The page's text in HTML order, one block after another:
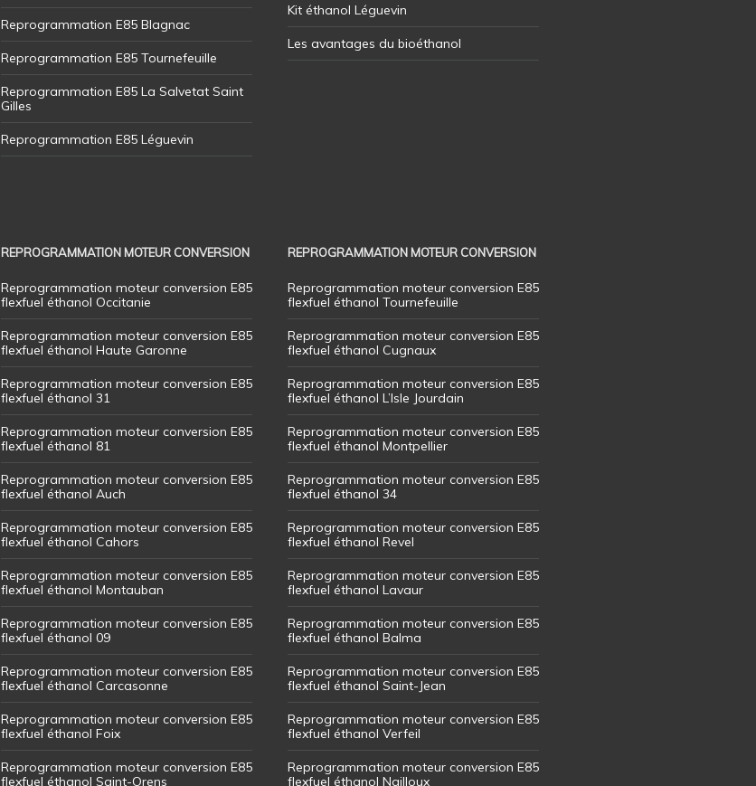
Reprogrammation E85 Blagnac
Reprogrammation E85 Tournefeuille
Reprogrammation E85 La Salvetat Saint
Gilles
Reprogrammation E85 Léguevin
Kit éthanol Léguevin
Les avantages du bioéthanol
REPROGRAMMATION MOTEUR CONVERSION
Reprogrammation moteur conversion E85
flexfuel éthanol Occitanie
Reprogrammation moteur conversion E85
flexfuel éthanol Haute Garonne
Reprogrammation moteur conversion E85
flexfuel éthanol 31
Reprogrammation moteur conversion E85
flexfuel éthanol 81
Reprogrammation moteur conversion E85
flexfuel éthanol Auch
Reprogrammation moteur conversion E85
flexfuel éthanol Cahors
Reprogrammation moteur conversion E85
flexfuel éthanol Montauban
Reprogrammation moteur conversion E85
flexfuel éthanol 09
Reprogrammation moteur conversion E85
flexfuel éthanol Carcasonne
Reprogrammation moteur conversion E85
flexfuel éthanol Foix
Reprogrammation moteur conversion E85
flexfuel éthanol Saint-Orens
REPROGRAMMATION MOTEUR CONVERSION
Reprogrammation moteur conversion E85
flexfuel éthanol Tournefeuille
Reprogrammation moteur conversion E85
flexfuel éthanol Cugnaux
Reprogrammation moteur conversion E85
flexfuel éthanol L’Isle Jourdain
Reprogrammation moteur conversion E85
flexfuel éthanol Montpellier
Reprogrammation moteur conversion E85
flexfuel éthanol 34
Reprogrammation moteur conversion E85
flexfuel éthanol Revel
Reprogrammation moteur conversion E85
flexfuel éthanol Lavaur
Reprogrammation moteur conversion E85
flexfuel éthanol Balma
Reprogrammation moteur conversion E85
flexfuel éthanol Saint-Jean
Reprogrammation moteur conversion E85
flexfuel éthanol Verfeil
Reprogrammation moteur conversion E85
flexfuel éthanol Nailloux